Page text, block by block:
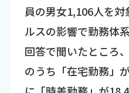
員の男女1,106人を
ルスの影響で勤務体
回答で聞いたところ
のうち「在宅勤務」